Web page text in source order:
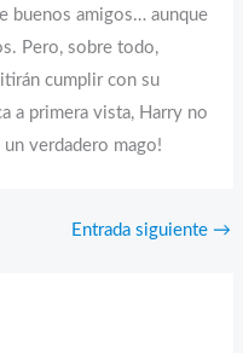
buenos amigos… aunque
Pero, sobre todo,
cumplir con su
a primera vista, Harry no
verdadero mago!
Entrada siguiente →